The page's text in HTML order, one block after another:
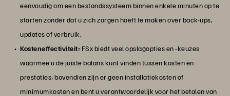
eenvoudig om een bestandssysteem binnen enkele minuten op te
starten zonder dat u zich zorgen hoeft te maken over back-ups,
updates of verbruik.
Kosteneffectiviteit: FSx biedt veel opslagopties en -keuzes
waarmee u de juiste balans kunt vinden tussen kosten en
prestaties; bovendien zijn er geen installatiekosten of
minimumkosten en bent u verantwoordelijk voor het betalen van